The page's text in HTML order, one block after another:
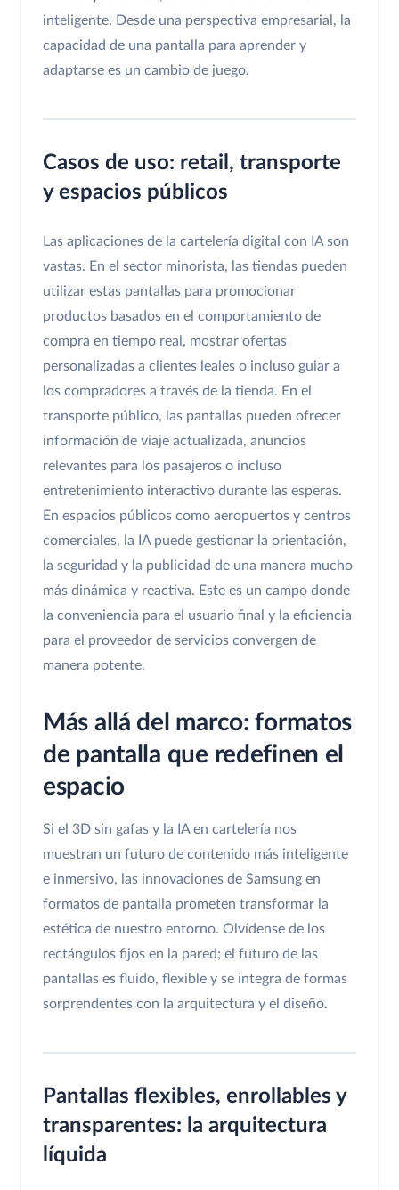
inteligente. Desde una perspectiva empresarial, la
capacidad de una pantalla para aprender y
adaptarse es un cambio de juego.
Casos de uso: retail, transporte
y espacios públicos
Las aplicaciones de la cartelería digital con IA son
vastas. En el sector minorista, las tiendas pueden
utilizar estas pantallas para promocionar
productos basados en el comportamiento de
compra en tiempo real, mostrar ofertas
personalizadas a clientes leales o incluso guiar a
los compradores a través de la tienda. En el
transporte público, las pantallas pueden ofrecer
información de viaje actualizada, anuncios
relevantes para los pasajeros o incluso
entretenimiento interactivo durante las esperas.
En espacios públicos como aeropuertos y centros
comerciales, la IA puede gestionar la orientación,
la seguridad y la publicidad de una manera mucho
más dinámica y reactiva. Este es un campo donde
la conveniencia para el usuario final y la eficiencia
para el proveedor de servicios convergen de
manera potente.
Más allá del marco: formatos
de pantalla que redefinen el
espacio
Si el 3D sin gafas y la IA en cartelería nos
muestran un futuro de contenido más inteligente
e inmersivo, las innovaciones de Samsung en
formatos de pantalla prometen transformar la
estética de nuestro entorno. Olvídense de los
rectángulos fijos en la pared; el futuro de las
pantallas es fluido, flexible y se integra de formas
sorprendentes con la arquitectura y el diseño.
Pantallas flexibles, enrollables y
transparentes: la arquitectura
líquida